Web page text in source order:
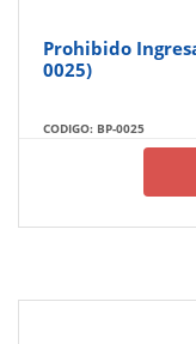
Prohibido
0025)
CODIGO: BP-0025